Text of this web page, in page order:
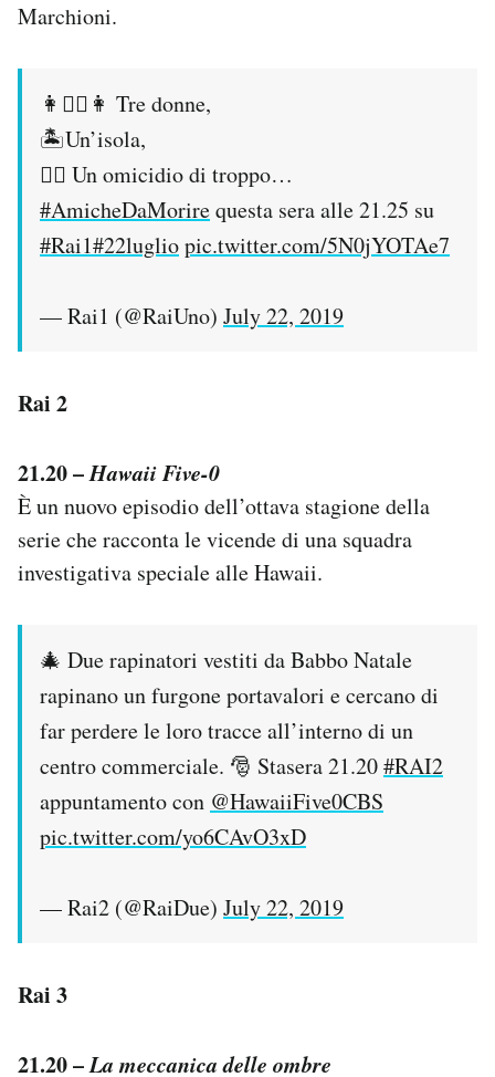
Marchioni.
👩👱‍♀👩 Tre donne,
🏝Un’isola,
🕵‍♂ Un omicidio di troppo…
#AmicheDaMorirequesta sera alle 21.25 su
#Rai1#22lugliopic.twitter.com/5N0jYOTAe7
— Rai1 (@RaiUno) July 22, 2019
Rai 2
21.20 –Hawaii Five-0
È un nuovo episodio dell’ottava stagione della
serie che racconta le vicende di una squadra
investigativa speciale alle Hawaii.
🎄 Due rapinatori vestiti da Babbo Natale
rapinano un furgone portavalori e cercano di
far perdere le loro tracce all’interno di un
centro commerciale. 🎅 Stasera 21.20#RAI2
appuntamento con @HawaiiFive0CBS
pic.twitter.com/yo6CAvO3xD
— Rai2 (@RaiDue) July 22, 2019
Rai 3
21.20 –La meccanica delle ombre